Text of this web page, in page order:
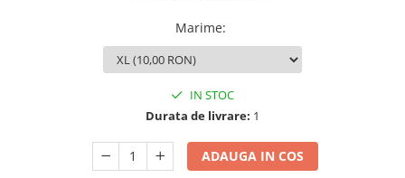
Marime:
IN STOC
Durata de livrare: 1
ADAUGA IN COS